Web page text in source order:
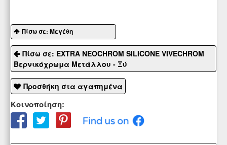
Πίσω σε: Μεγέθη
Πίσω σε: EXTRA NEOCHROM SILICONE VIVECHROM
Βερνικόχρωμα Μετάλλου - Ξύ
Προσθήκη στα αγαπημένα
Κοινοποίηση: